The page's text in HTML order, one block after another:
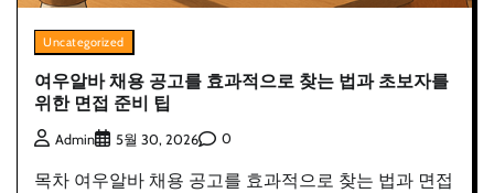
Uncategorized
여우알바 채용 공고를 효과적으로 찾는 법과 초보자를
위한 면접 준비 팁
Admin 5월 30, 2026 0
목차 여우알바 채용 공고를 효과적으로 찾는 법과 면접